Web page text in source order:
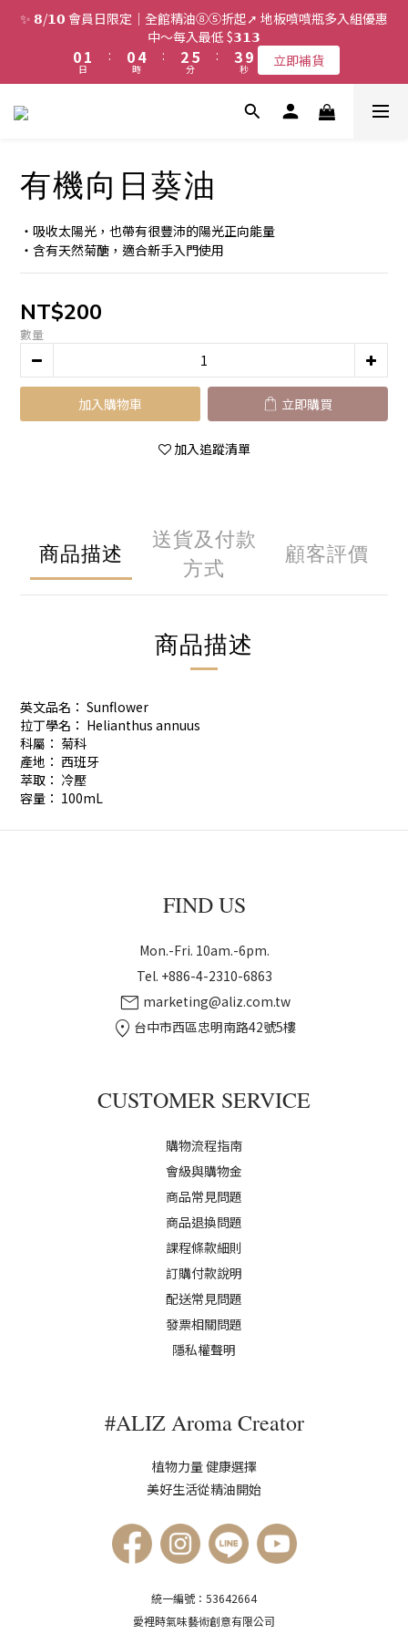
✨ 𝟴/𝟭𝟬 會員日限定｜全館精油⑧⑤折起➚ 地板噴噴瓶多入組優惠
中～每入最低 $𝟯𝟭𝟯
2
0
3
1
0
日
:
2
0
6
4
3
時
:
4
3
2
1
7
6
5
4
分
:
5
4
3
2
9
8
6
0
秒 立即補貨
有機向日葵油
・吸收太陽光，也帶有很豐沛的陽光正向能量
・含有天然菊醣，適合新手入門使用
NT$200
數量
加入購物車 立即購買
加入追蹤清單
商品描述
送貨及付款
方式
顧客評價
商品描述
英文品名： Sunflower
拉丁學名： Helianthus annuus
科屬： 菊科
產地： 西班牙
萃取： 冷壓
容量： 100mL
FIND US
Mon.-Fri. 10am.-6pm.
Tel. +886-4-2310-6863
mail marketing@aliz.com.tw
location_on 台中市西區忠明南路42號5樓
CUSTOMER SERVICE
購物流程指南
會級與購物金
商品常見問題
商品退換問題
課程條款細則
訂購付款說明
配送常見問題
發票相關問題
隱私權聲明
#ALIZ Aroma Creator
植物力量 健康選擇
美好生活從精油開始
統一編號：53642664
愛裡時氣味藝術創意有限公司